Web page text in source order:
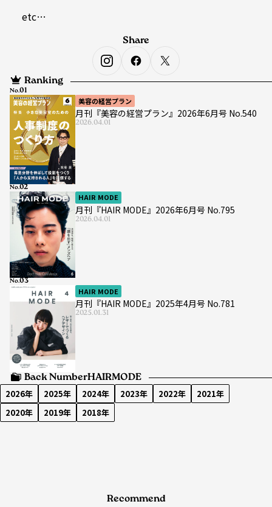
etc…
Ranking
美容の経営プラン
月刊『美容の経営プラン』2026年6月号 No.540
2026.04.01
No.
HAIR MODE
月刊『HAIR MODE』2026年6月号 No.795
2026.04.01
No.
HAIR MODE
月刊『HAIR MODE』2025年4月号 No.781
2025.01.31
No.
Back NumberHAIRMODE
2026年 2025年 2024年 2023年 2022年
2021年
2020年
2019年 2018年
Share
Recommend